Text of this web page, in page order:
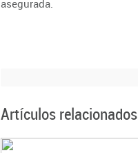
asegurada.
Artículos relacionados